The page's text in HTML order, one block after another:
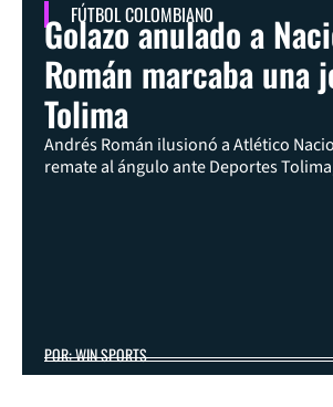
FÚTBOL COLOMBIANO
Golazo anulado a
Román marcaba una
Tolima
Andrés Román ilusionó a Atlético
remate al ángulo ante Deportes
POR: WIN SPORTS